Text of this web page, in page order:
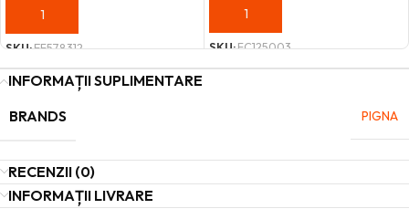
ADAUGĂ ÎN COȘ
SKU:EF578312
ADAUGĂ ÎN COȘ
SKU:FC125003
INFORMAȚII SUPLIMENTARE
BRANDS
PIGNA
RECENZII (0)
INFORMAȚII LIVRARE